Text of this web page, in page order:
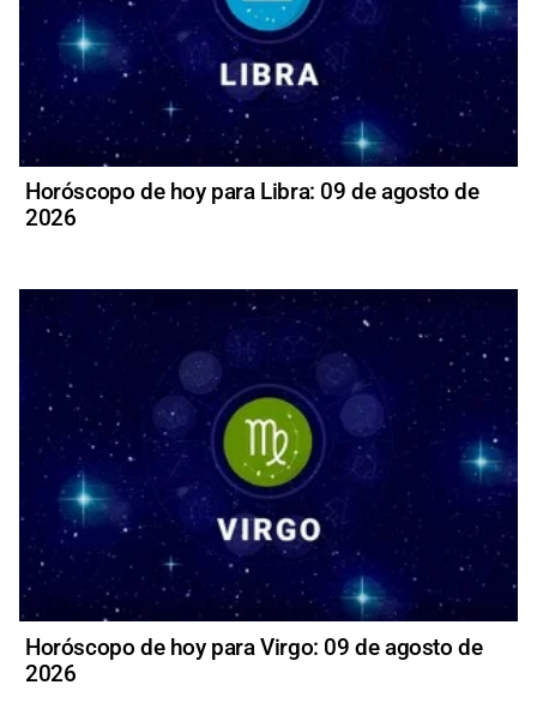
Horóscopo de hoy para Libra: 09 de agosto de
2026
Horóscopo de hoy para Virgo: 09 de agosto de
2026